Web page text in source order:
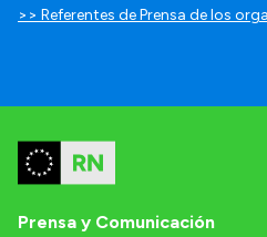
>> Referentes de Prensa de los
Prensa y Comunicación